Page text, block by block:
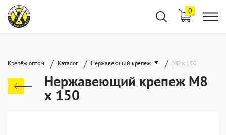
0
Крепёж оптом / Каталог / Нержавеющий крепеж / М8 х 150
Нержавеющий крепеж М8
х 150